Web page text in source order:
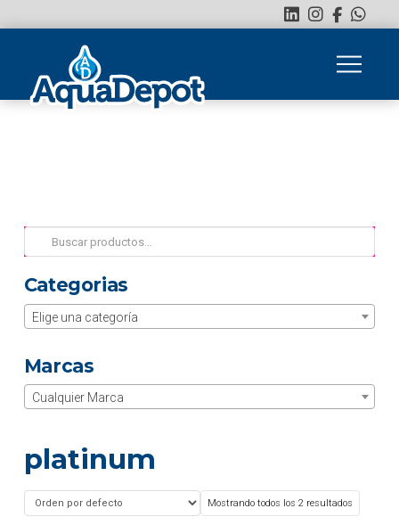
Buscar
por:
Categorias
Elige una categoría
Marcas
Cualquier Marca
platinum
Mostrando todos los 2 resultados